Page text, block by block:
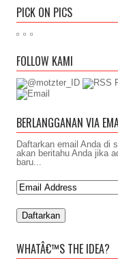
PICK ON PICS
FOLLOW KAMI
BERLANGGANAN VIA
Daftarkan email Anda di
akan beritahu Anda jika
baru...
WHATÂ€™S THE IDEA?